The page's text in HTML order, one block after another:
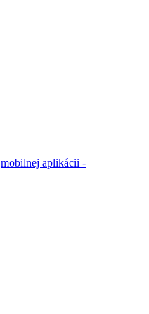
mobilnej aplikácii -